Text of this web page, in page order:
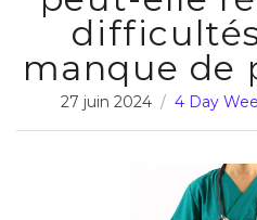
manque de
27 juin 2024 4 Day